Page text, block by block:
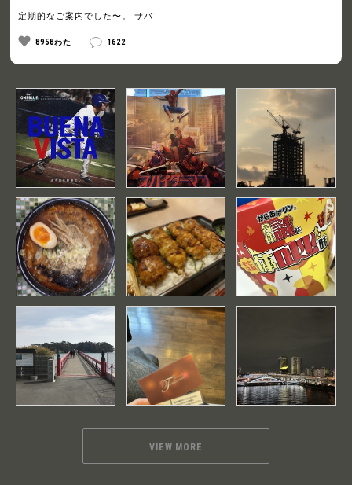
定期的なご案内でした〜。 サバ
8958わた 1622
VIEW MORE